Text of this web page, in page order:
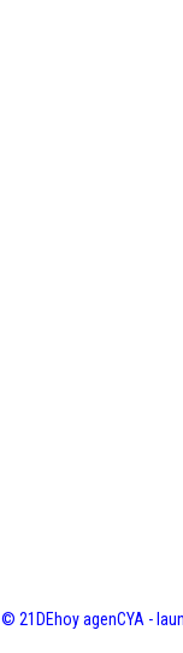
© 21DEhoy agenCYA -